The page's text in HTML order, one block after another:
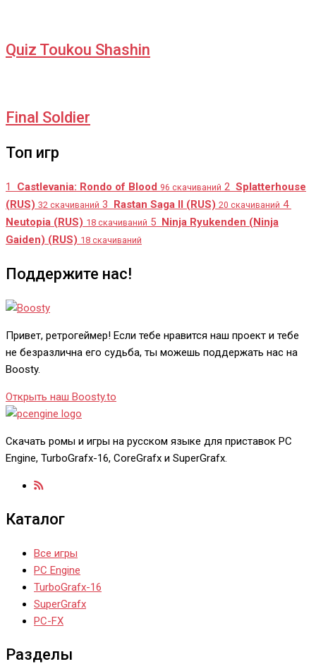
Quiz Toukou Shashin
Final Soldier
Топ игр
1 Castlevania: Rondo of Blood 96 скачиваний 2 Splatterhouse
(RUS) 32 скачиваний 3 Rastan Saga II (RUS) 20 скачиваний 4
Neutopia (RUS) 18 скачиваний 5 Ninja Ryukenden (Ninja
Gaiden) (RUS) 18 скачиваний
Поддержите нас!
Привет, ретрогеймер! Если тебе нравится наш проект и тебе
не безразлична его судьба, ты можешь поддержать нас на
Boosty.
Открыть наш Boosty.to
Скачать ромы и игры на русском языке для приставок PC
Engine, TurboGrafx-16, CoreGrafx и SuperGrafx.
Каталог
Все игры
PC Engine
TurboGrafx-16
SuperGrafx
PC-FX
Разделы